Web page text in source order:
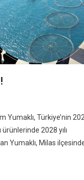
Yumaklı, Türkiye’nin
ürünlerinde 2028 yılı
Yumaklı, Milas